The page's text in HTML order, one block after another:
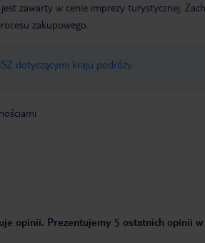
zawarty w cenie imprezy turystycznej.
zakupowego.
dotyczącymi kraju podróży.
opinii. Prezentujemy 5 ostatnich opinii